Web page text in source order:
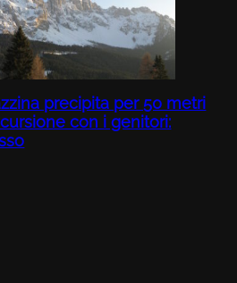
precipita per 50 metri
con i genitori: